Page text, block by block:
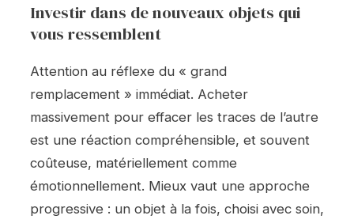
Investir dans de nouveaux objets qui
vous ressemblent
Attention au réflexe du « grand
remplacement » immédiat. Acheter
massivement pour effacer les traces de l’autre
est une réaction compréhensible, et souvent
coûteuse, matériellement comme
émotionnellement. Mieux vaut une approche
progressive : un objet à la fois, choisi avec soin,